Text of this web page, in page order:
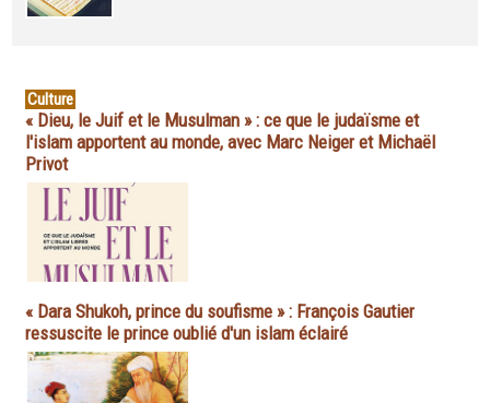
Culture
« Dieu, le Juif et le Musulman » : ce que le judaïsme et
l'islam apportent au monde, avec Marc Neiger et Michaël
Privot
« Dara Shukoh, prince du soufisme » : François Gautier
ressuscite le prince oublié d'un islam éclairé